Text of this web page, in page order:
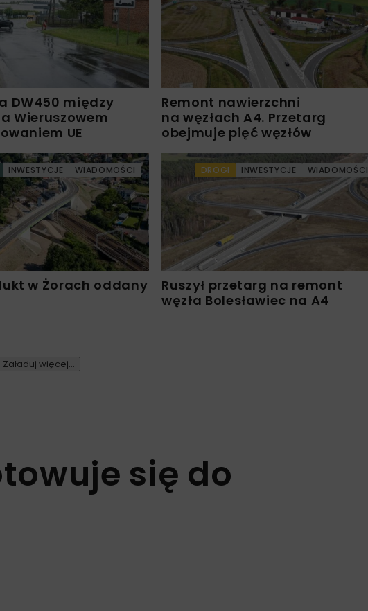
DW450 między
Wieruszowem
UE
Remont nawierzchni
na węzłach A4. Przetarg
obejmuje pięć węzłów
INWESTYCJE WIADOMOŚCI
w Żorach oddany
DROGI INWESTYCJE WIADOMOŚCI
Ruszył przetarg na remont
węzła Bolesławiec na A4
Załaduj więcej...
się do